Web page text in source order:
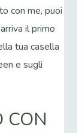
con me, puoi
il primo
tua casella
e sugli
CON